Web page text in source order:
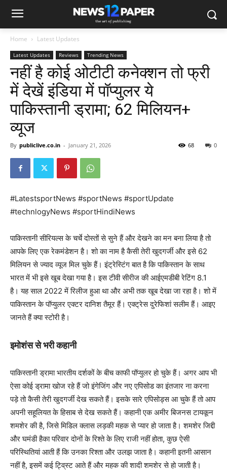
Home Latest Updates
Latest Updates Reviews Trending News
नहीं है कोई ओटीटी कनेक्शन तो फ्री
में देखें इंडिया में पॉप्युलर ये
पाकिस्तानी ड्रामा; 62 मिलियन+
व्यूज
By publiclive.co.in - January 21, 2026 0
68
#LatestsportNews #sportNews #sportUpdate
#technlogyNews #sportHindiNews
पाकिस्तानी सीरियल्स के चर्चे दोस्तों से सुने हैं और देखने का मन बना लिया है तो
आपके लिए एक रेकमंडेशन है। शो का नाम है कैसी तेरी खुदगर्जी और इसे 62
मिलियन से ज्याद व्यूज मिल चुके हैं। इंट्रेस्टिंग बात है कि पाकिस्तान के साथ
भारत में भी इसे खूब देखा गया है। इस टीवी सीरीज की आईएमडीबी रेटिंग 8.1
है। यह साल 2022 में रिलीज हुआ था और अभी तक खूब देखा जा रहा है। शो में
पाकिस्तान के पॉप्युलर एक्टर दानिश तैमूर हैं। एक्ट्रेस दुरेफिशां सलीम हैं। आइए
जानते हैं क्या स्टोरी है।
इमोशंस से भरी कहानी
पाकिस्तानी ड्रामा भारतीय दर्शकों के बीच काफी पॉप्युलर हो चुके हैं। अगर आप भी
ऐसा कोई ड्रामा खोज रहे हैं जो इंगेजिंग और नए एपिसोड का इंतजार ना करना
पड़े तो कैसी तेरी खुदगर्जी देख सकते हैं। इसके सारे एपिसोड्स आ चुके हैं तो आप
अपनी सहूलियत के हिसाब से देख सकते हैं। कहानी एक अमीर बिजनस टायकून
शमशेर की है, जिसे मिडिल क्लास लड़की महक से प्यार हो जाता है। शमशेर जिद्दी
और घमंडी हैका परिवार दोनों के रिश्ते के लिए राजी नहीं होता, कुछ ऐसी
परिस्थितियां आती हैं कि उनका रिश्ता और उलझ जाता है। कहानी इतनी आसान
नहीं है, इसमें कई ट्वि्स्ट आते हैं और महक की शादी शमशेर से हो जाती है।